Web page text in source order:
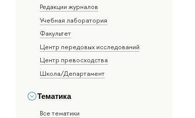
Редакции журналов
Учебная лаборатория
Факультет
Центр передовых исследований
Центр превосходства
Школа/Департамент
Тематика
Все тематики